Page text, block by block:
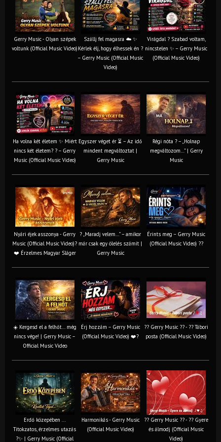
Gerry Music - Olyan szépek
voltunk (Official Music Video)
Szállj fel magasra ☁️ ✨
Kérlek élj, hogy élhessek én ?
– Gerry Music (Official Music
Video)
Virágdal ? Szabad voltam,
nincstelen ✨ – Gerry Music
(Official Music Video)
Ha volna két életem ✨ Miért
nincs két életem? ? – Gerry
Music (Official Music Video)
Egyszer véget ér ⏳ – Az idő
mindent megváltoztat |
Gerry Music
Régi nóta ? – „Holnap
megváltozom…” | Gerry
Music
Nyári éjek asszonya - Gerry
Music (Official Music Video)?
❤️ Érzelmes Magyar Sláger
? „Maradj velem…” – amikor
már csak egy ölelés számít |
Gerry Music
Érints meg – Gerry Music
(Official Music Video) ??
☀️ Kergesd el a felhőt… még
nincs vége! | Gerry Music –
Official Music Video
Érj hozzám – Gerry Music
(Official Music Video) ❤️?
?? Gerry Music ?? - ?? Tábori
posta (Official Music Video)
Erdő közepében ...
Titokzatos, érzelmes utazás
?✨ | Gerry Music (Official
Harmonikás - Gerry Music
(Official Music Video)
?? Gerry Music ?? - ?? Gyere
és álmodj (Official Music
Video)